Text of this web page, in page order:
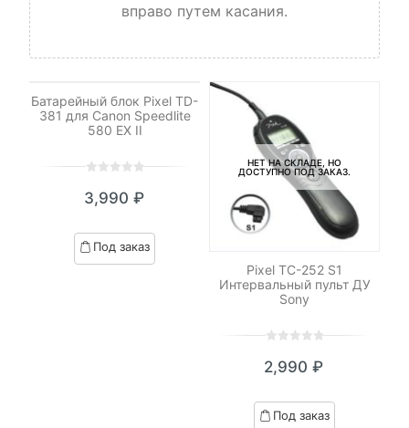
вправо путем касания.
Батарейный блок Pixel TD-
381 для Canon Speedlite
580 EX II
out
based
on
3,990 ₽
Под заказ
НЕТ НА СКЛАДЕ, НО
ДОСТУПНО ПОД ЗАКАЗ.
Pixel TC-252 S1
Интервальный пульт ДУ
Sony
out
based
on
2,990 ₽
Под заказ